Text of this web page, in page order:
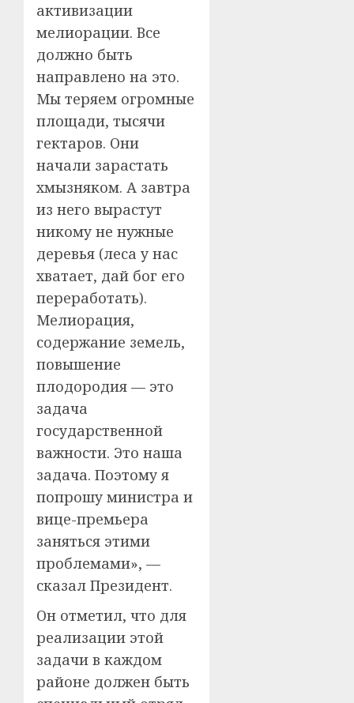
активизации
мелиорации. Все
должно быть
направлено на это.
Мы теряем огромные
площади, тысячи
гектаров. Они
начали зарастать
хмызняком. А завтра
из него вырастут
никому не нужные
деревья (леса у нас
хватает, дай бог его
переработать).
Мелиорация,
содержание земель,
повышение
плодородия — это
задача
государственной
важности. Это наша
задача. Поэтому я
попрошу министра и
вице-премьера
заняться этими
проблемами», —
сказал Президент.
Он отметил, что для
реализации этой
задачи в каждом
районе должен быть